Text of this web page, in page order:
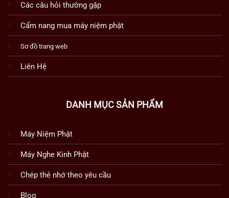
Các câu hỏi thường gặp
Cẩm nang mua máy niệm phật
Sơ đồ trang web
Liên Hệ
DANH MỤC SẢN PHẨM
Máy Niệm Phật
Máy Nghe Kinh Phật
Chép thẻ nhớ theo yêu cầu
Blog